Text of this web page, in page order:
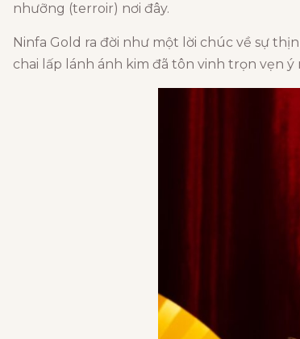
nhưỡng (terroir) nơi đây.
Ninfa Gold ra đời như một lời chúc về sự
chai lấp lánh ánh kim đã tôn vinh trọn vẹn ý